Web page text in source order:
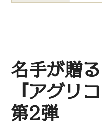
名手が贈
『アグリ
第2弾